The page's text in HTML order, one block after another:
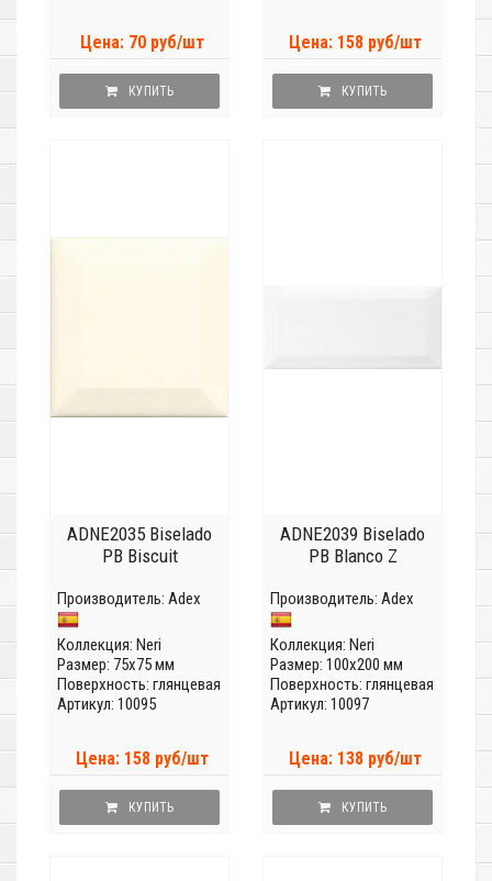
Цена: 70 руб/шт
КУПИТЬ
Цена: 158 руб/шт
КУПИТЬ
ADNE2035 Biselado
PB Biscuit
Производитель: Adex
Коллекция: Neri
Размер: 75x75 мм
Поверхность: глянцевая
Артикул: 10095
Цена: 158 руб/шт
КУПИТЬ
ADNE2039 Biselado
PB Blanco Z
Производитель: Adex
Коллекция: Neri
Размер: 100x200 мм
Поверхность: глянцевая
Артикул: 10097
Цена: 138 руб/шт
КУПИТЬ